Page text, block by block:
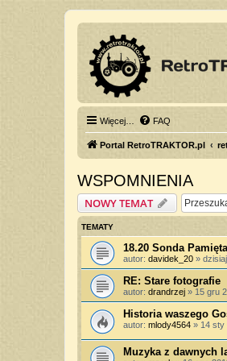
Więcej… FAQ
Portal RetroTRAKTOR.pl
WSPOMNIENIA
NOWY TEMAT
TEMATY
18.20 Sonda
autor: davidek_20 »
RE: Stare fotografie
autor: drandrzej » 15 gru
Historia waszego
autor: mlody4564 » 14 sty
Muzyka z dawnych